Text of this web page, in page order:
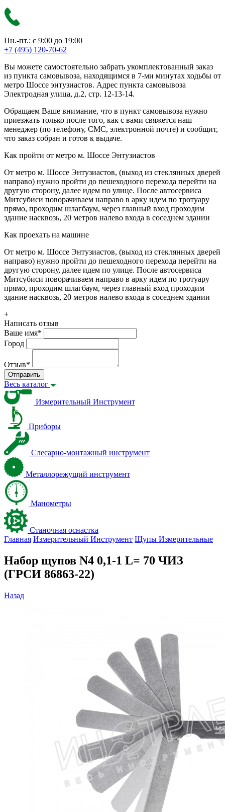
Пн.-пт.: с 9:00 до 19:00
+7 (495) 120-70-62
Вы можете самостоятельно забрать укомплектованный заказ
из пункта самовывоза, находящимся в 7-ми минутах ходьбы от
метро Шоссе энтузиастов. Адрес пункта самовывоза
Электродная улица, д.2, стр. 12-13-14.
Обращаем Ваше внимание, что в пункт самовывоза нужно
приезжать только после того, как с вами свяжется наш
менеджер (по телефону, СМС, электронной почте) и сообщит,
что заказ собран и готов к выдаче.
Как пройти от метро м. Шоссе Энтузиастов
От метро м. Шоссе Энтузиастов, (выход из стеклянных дверей
направо) нужно пройти до пешеходного перехода перейти на
другую сторону, далее идем по улице. После автосервиса
Митсубиси поворачиваем направо в арку идем по тротуару
прямо, проходим шлагбаум, через главный вход проходим
здание насквозь, 20 метров налево входа в соседнем здании
Как проехать на машине
От метро м. Шоссе Энтузиастов, (выход из стеклянных дверей
направо) нужно пройти до пешеходного перехода перейти на
другую сторону, далее идем по улице. После автосервиса
Митсубиси поворачиваем направо в арку идем по тротуару
прямо, проходим шлагбаум, через главный вход проходим
здание насквозь, 20 метров налево входа в соседнем здании
+
Написать отзыв
Ваше имя*
Город
Отзыв*
Отправить
Весь каталог
Измерительный Инструмент
Приборы
Слесарно-монтажный инструмент
Металлорежущий инструмент
Манометры
Станочная оснастка
Главная Измерительный Инструмент Щупы Измерительные
Набор щупов N4 0,1-1 L= 70 ЧИЗ
(ГРСИ 86863-22)
Назад